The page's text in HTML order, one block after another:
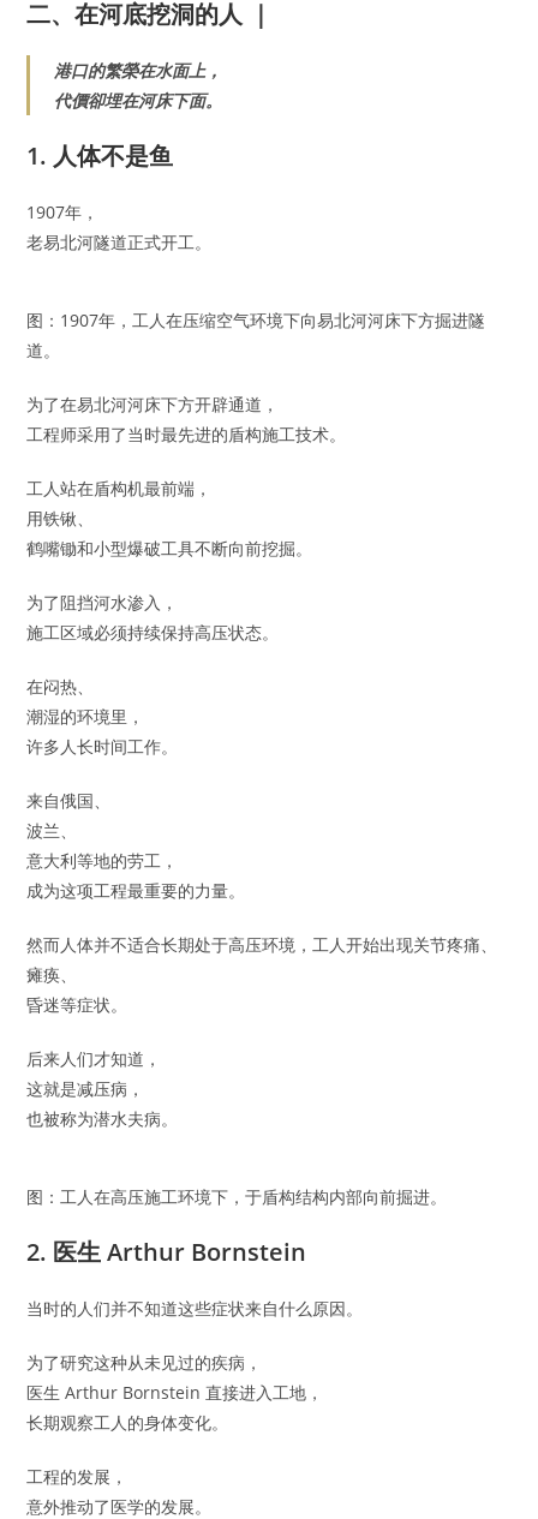
二、在河底挖洞的人 ｜
港口的繁榮在水面上，
代價卻埋在河床下面。
1. 人体不是鱼
1907年，
老易北河隧道正式开工。
图：1907年，工人在压缩空气环境下向易北河河床下方掘进隧
道。
为了在易北河河床下方开辟通道，
工程师采用了当时最先进的盾构施工技术。
工人站在盾构机最前端，
用铁锹、
鹤嘴锄和小型爆破工具不断向前挖掘。
为了阻挡河水渗入，
施工区域必须持续保持高压状态。
在闷热、
潮湿的环境里，
许多人长时间工作。
来自俄国、
波兰、
意大利等地的劳工，
成为这项工程最重要的力量。
然而人体并不适合长期处于高压环境，工人开始出现关节疼痛、
瘫痪、
昏迷等症状。
后来人们才知道，
这就是减压病，
也被称为潜水夫病。
图：工人在高压施工环境下，于盾构结构内部向前掘进。
2. 医生 Arthur Bornstein
当时的人们并不知道这些症状来自什么原因。
为了研究这种从未见过的疾病，
医生 Arthur Bornstein 直接进入工地，
长期观察工人的身体变化。
工程的发展，
意外推动了医学的发展。